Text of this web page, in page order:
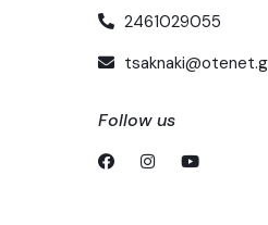
2461029055
Follow us